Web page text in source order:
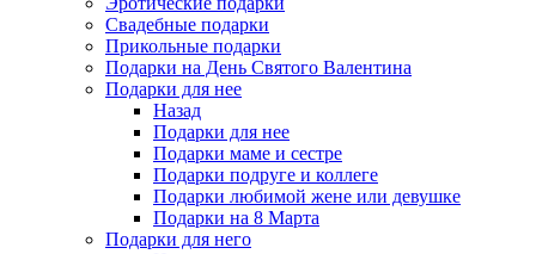
Свадебные подарки
Прикольные подарки
Подарки на День Святого Валентина
Подарки для нее
Назад
Подарки для нее
Подарки маме и сестре
Подарки подруге и коллеге
Подарки любимой жене или девушке
Подарки на 8 Марта
Подарки для него